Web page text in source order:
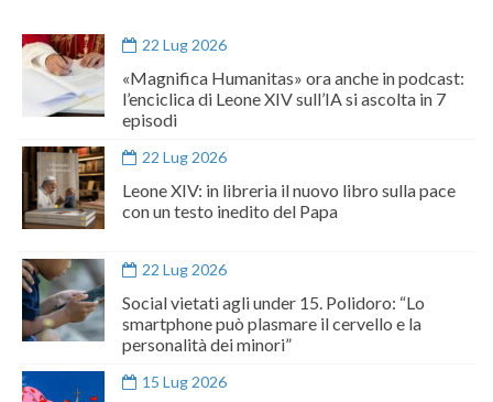
22 Lug 2026
«Magnifica Humanitas» ora anche in podcast:
l’enciclica di Leone XIV sull’IA si ascolta in 7
episodi
22 Lug 2026
Leone XIV: in libreria il nuovo libro sulla pace
con un testo inedito del Papa
22 Lug 2026
Social vietati agli under 15. Polidoro: “Lo
smartphone può plasmare il cervello e la
personalità dei minori”
15 Lug 2026